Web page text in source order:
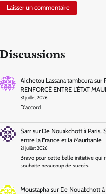
Discussions
Aichetou Lassana tambourasur
RENFORCÉ ENTRE L’ÉTAT
31 juillet 2026
D'accord
Sarrsur De Nouakchott à Paris,
entre la France et la Mauritanie
21 juillet 2026
Bravo pour cette belle initiative qui
souhaite beaucoup de succès.
Moustaphasur De Nouakchott